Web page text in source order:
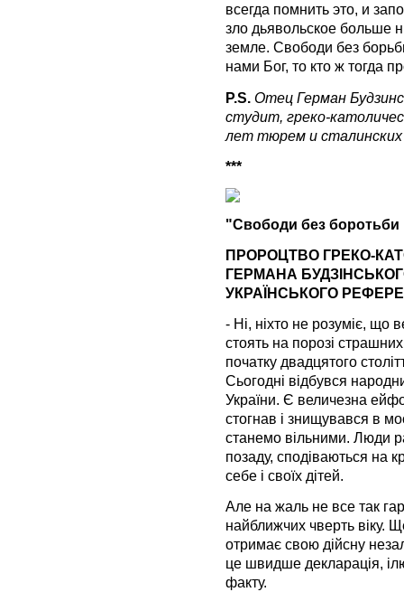
всегда помнить это, и
зло дьявольское больше
земле. Свободи без
нами Бог, то кто ж тогда
P.S. Отец Герман
студит, греко-
лет тюрем и сталинских
***
"Свободи без боротьби
ПРОРОЦТВО ГРЕКО-
ГЕРМАНА
УКРАЇНСЬКОГО
- Ні, ніхто не розуміє, що
стоять на порозі
початку двадцятого
Сьогодні відбувся
України. Є величезна
стогнав і знищувався в
станемо вільними. Люди
позаду, сподіваються на
себе і своїх дітей.
Але на жаль не все так
найближчих чверть віку.
отримає свою дійсну
це швидше декларація,
факту.